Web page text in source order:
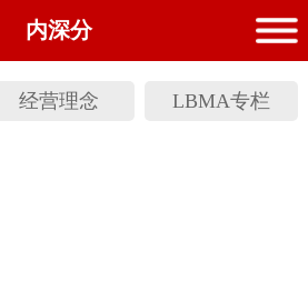
内深分
经营理念 LBMA专栏